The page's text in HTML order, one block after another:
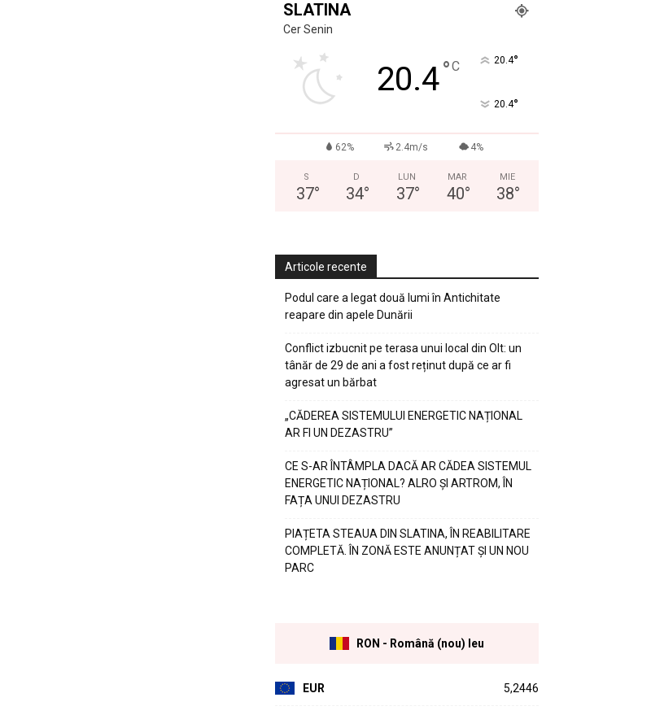
SLATINA
Cer Senin
20.4°C 20.4°
20.4°
62% 2.4m/s 4%
S
37°
D
34°
LUN
37°
MAR
40°
MIE
38°
Articole recente
Podul care a legat două lumi în Antichitate
reapare din apele Dunării
Conflict izbucnit pe terasa unui local din Olt: un
tânăr de 29 de ani a fost reținut după ce ar fi
agresat un bărbat
„CĂDEREA SISTEMULUI ENERGETIC NAȚIONAL
AR FI UN DEZASTRU”
CE S-AR ÎNTÂMPLA DACĂ AR CĂDEA SISTEMUL
ENERGETIC NAȚIONAL? ALRO ȘI ARTROM, ÎN
FAȚA UNUI DEZASTRU
PIAȚETA STEAUA DIN SLATINA, ÎN REABILITARE
COMPLETĂ. ÎN ZONĂ ESTE ANUNȚAT ȘI UN NOU
PARC
RON - Română (nou) leu
EUR 5,2446